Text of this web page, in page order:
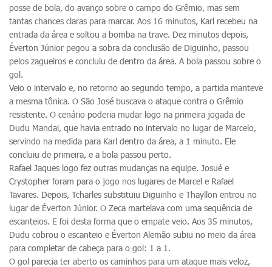
posse de bola, do avanço sobre o campo do Grêmio, mas sem
tantas chances claras para marcar. Aos 16 minutos, Karl recebeu na
entrada da área e soltou a bomba na trave. Dez minutos depois,
Éverton Júnior pegou a sobra da conclusão de Diguinho, passou
pelos zagueiros e concluiu de dentro da área. A bola passou sobre o
gol.
Veio o intervalo e, no retorno ao segundo tempo, a partida manteve
a mesma tônica. O São José buscava o ataque contra o Grêmio
resistente. O cenário poderia mudar logo na primeira jogada de
Dudu Mandai, que havia entrado no intervalo no lugar de Marcelo,
servindo na medida para Karl dentro da área, a 1 minuto. Ele
concluiu de primeira, e a bola passou perto.
Rafael Jaques logo fez outras mudanças na equipe. Josué e
Crystopher foram para o jogo nos lugares de Marcel e Rafael
Tavares. Depois, Tcharles substituiu Diguinho e Thayllon entrou no
lugar de Éverton Júnior. O Zeca martelava com uma sequência de
escanteios. E foi desta forma que o empate veio. Aos 35 minutos,
Dudu cobrou o escanteio e Éverton Alemão subiu no meio da área
para completar de cabeça para o gol: 1 a 1.
O gol parecia ter aberto os caminhos para um ataque mais veloz,